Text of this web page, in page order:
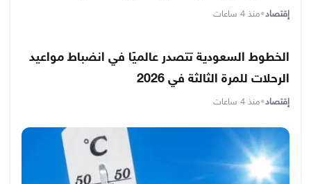
إقتصاد•منذ 4 ساعات
الخطوط السعودية تتصدر عالميًا في انضباط مواعيد
الرحلات للمرة الثالثة في 2026
إقتصاد•منذ 4 ساعات